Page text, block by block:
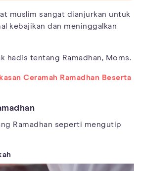
muslim sangat dianjurkan untuk
kebajikan dan meninggalkan
hadis tentang Ramadhan, Moms.
Ceramah Ramadhan Beserta
Ramadhan seperti mengutip